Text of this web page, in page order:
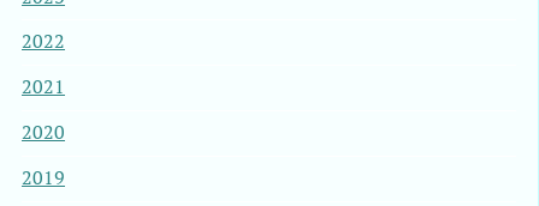
2022
2021
2020
2019